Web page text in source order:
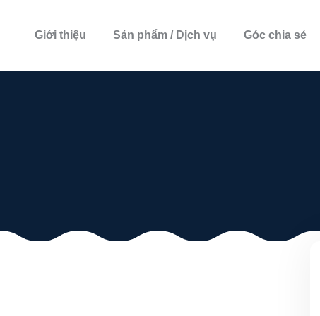
Giới thiệu Sản phẩm / Dịch vụ Góc chia sẻ